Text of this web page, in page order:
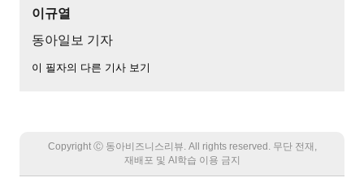
이규열
동아일보 기자
이 필자의 다른 기사 보기
Copyright Ⓒ 동아비즈니스리뷰. All rights reserved. 무단 전재,
재배포 및 AI학습 이용 금지